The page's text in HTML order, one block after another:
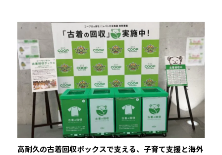
高耐久の古着回収ボックスで支える、子育て支援と海外